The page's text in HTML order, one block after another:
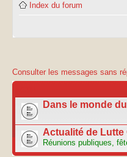
Index du forum
Consulter les messages sans
Dans le monde
Actualité de Lutte
Réunions publiques,